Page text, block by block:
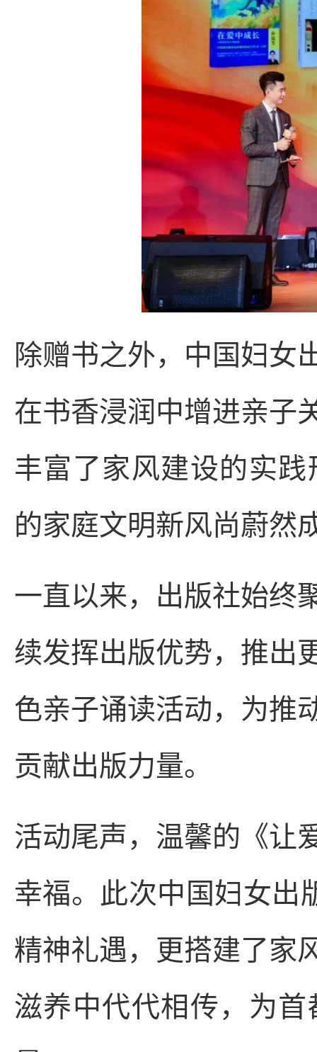
除赠书之外，中国妇女
在书香浸润中增进亲子
丰富了家风建设的实践
的家庭文明新风尚蔚然
一直以来，出版社始终
续发挥出版优势，推出
色亲子诵读活动，为推
贡献出版力量。
活动尾声，温馨的《让
幸福。此次中国妇女出
精神礼遇，更搭建了家
滋养中代代相传，为